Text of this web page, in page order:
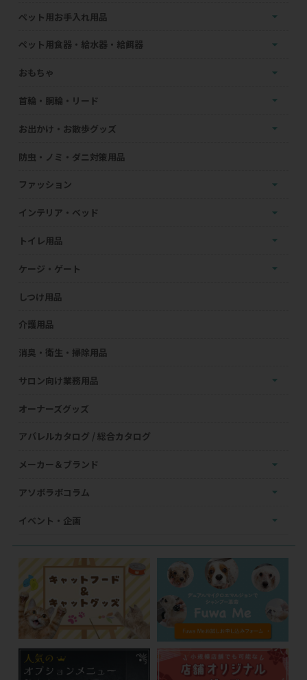
ペット用お手入れ用品
ペット用食器・給水器・給餌器
おもちゃ
首輪・胴輪・リード
お出かけ・お散歩グッズ
防虫・ノミ・ダニ対策用品
ファッション
インテリア・ベッド
トイレ用品
ケージ・ゲート
しつけ用品
介護用品
消臭・衛生・掃除用品
サロン向け業務用品
オーナーズグッズ
アパレルカタログ / 総合カタログ
メーカー＆ブランド
アソボラボコラム
イベント・企画